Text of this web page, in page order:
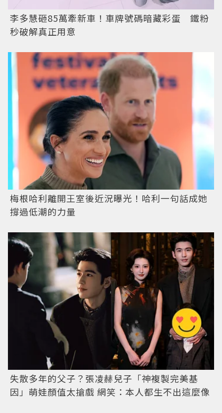
李多慧砸85萬牽新車！車牌號碼暗藏彩蛋 鐵粉
秒破解真正用意
梅根哈利離開王室後近況曝光！哈利一句話成她
撐過低潮的力量
失散多年的父子？張凌赫兒子「神複製完美基
因」萌娃顏值太搶戲 網笑：本人都生不出這麼像